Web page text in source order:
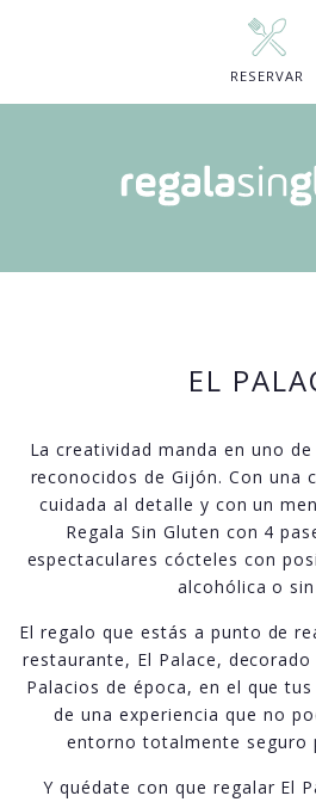
RESERVAR
EL
La creatividad manda en uno
reconocidos de Gijón. Con una
cuidada al detalle y con un
Regala Sin Gluten con 4
espectaculares cócteles con
alcohólica o
El regalo que estás a punto de
restaurante, El Palace,
Palacios de época, en el que
de una experiencia que no
entorno totalmente seguro
Y quédate con que regalar El